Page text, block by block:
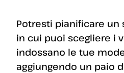
Potresti pianificare un
in cui puoi scegliere i
indossano le tue
aggiungendo un paio